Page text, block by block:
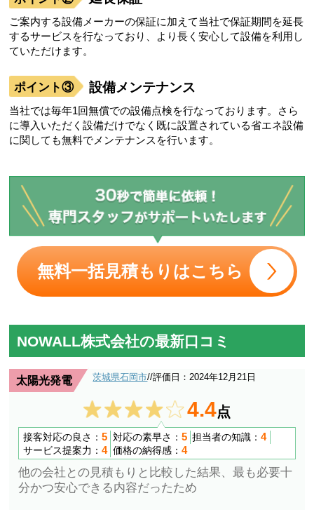
ご案内する設備メーカーの保証に加えて当社で保証期間を延長
するサービスを行なっており、より長く安心して設備を利用し
ていただけます。
設備メンテナンス
当社では毎年1回無償での設備点検を行なっております。さら
に導入いただく設備だけでなく既に設置されている省エネ設備
に関しても無料でメンテナンスを行います。
無料一括見積もりはこちら
NOWALL株式会社の最新口コミ
太陽光発電 茨城県石岡市//評価日：2024年12月21日
4.4点
接客対応の良さ： 5 対応の素早さ： 5 担当者の知識：4
サービス提案力： 4 価格の納得感： 4
他の会社との見積もりと比較した結果、最も必要十
分かつ安心できる内容だったため